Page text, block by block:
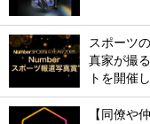
スポーツ
真家が撮
トを開催
【同僚や